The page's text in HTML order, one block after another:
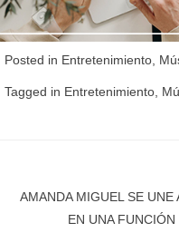
Posted in Entretenimiento
Tagged in Entretenimiento
AMANDA MIGUEL SE UNE
EN UNA